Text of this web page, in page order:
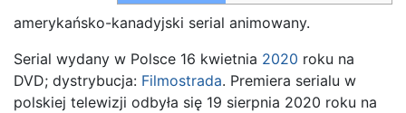
amerykańsko-kanadyjski serial animowany.
Serial wydany w Polsce 16 kwietnia 2020 roku na
DVD; dystrybucja: Filmostrada. Premiera serialu w
polskiej telewizji odbyła się 19 sierpnia 2020 roku na